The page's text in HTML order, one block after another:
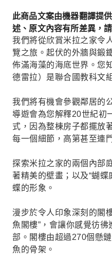
此商品文案由機器翻譯提
述、原文內容有所差異，
我們將從欣賞米拉之家令
覽之旅。起伏的外牆與鍛
佈滿海藻的海底世界。您
德雷拉）是聯合國教科文
我們將有機會參觀鄰居的
導遊會為您解釋20世紀初
式，因為整棟房子都擺放
每一個細節，高第甚至連
探索米拉之家的兩個內部
著精美的壁畫；以及“蝴蝶
蝶的形象。
漫步於令人印象深刻的閣
魚閣樓”，會讓你感覺彷
部。閣樓由超過270個懸
魚的骨架。